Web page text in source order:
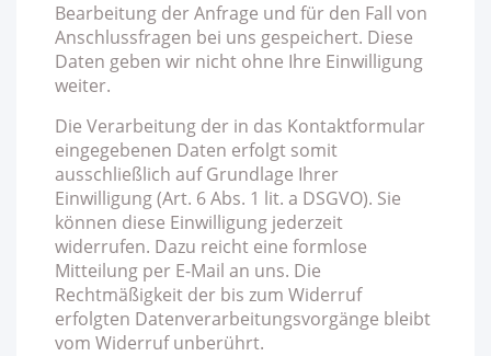
Bearbeitung der Anfrage und für den Fall von
Anschlussfragen bei uns gespeichert. Diese
Daten geben wir nicht ohne Ihre Einwilligung
weiter.
Die Verarbeitung der in das Kontaktformular
eingegebenen Daten erfolgt somit
ausschließlich auf Grundlage Ihrer
Einwilligung (Art. 6 Abs. 1 lit. a DSGVO). Sie
können diese Einwilligung jederzeit
widerrufen. Dazu reicht eine formlose
Mitteilung per E-Mail an uns. Die
Rechtmäßigkeit der bis zum Widerruf
erfolgten Datenverarbeitungsvorgänge bleibt
vom Widerruf unberührt.